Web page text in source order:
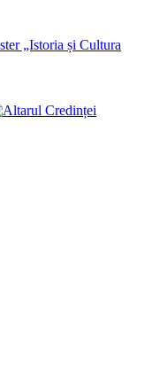
„Istoria și Cultura